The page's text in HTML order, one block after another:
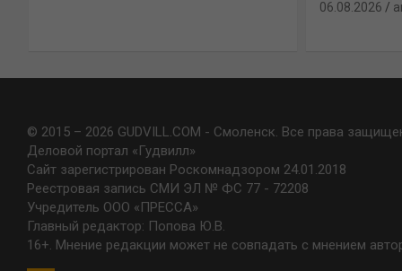
06.08.2026
© 2015 – 2026 GUDVILL.COM - Смоленск. Все права
Деловой портал «Гудвилл»
Сайт зарегистрирован Роскомнадзором 24.01.2018
Реестровая запись СМИ ЭЛ № ФС 77 - 72208
Учредитель ООО «ПРЕССА»
Главный редактор: Попова Ю.В.
16+. Мнение редакции может не совпадать с мнением